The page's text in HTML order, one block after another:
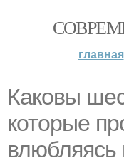
главная
Каковы
которые